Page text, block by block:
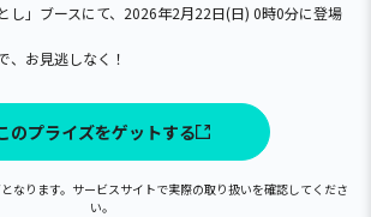
し」ブースにて、2026年2月22日(日) 0時0分に登場
、お見逃しなく！
のプライズをゲットする
なります。サービスサイトで実際の取り扱いを確認してくださ
い。